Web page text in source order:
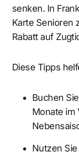
senken. In
Karte Senioren
Rabatt auf
Diese Tipps
Buchen
Monate im
Nutzen